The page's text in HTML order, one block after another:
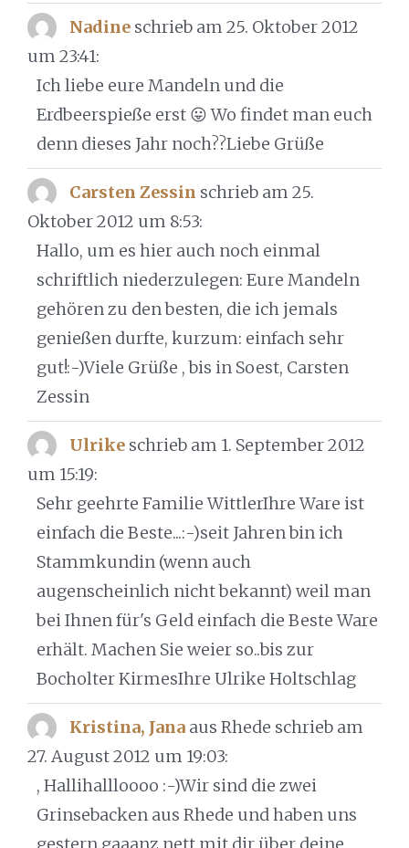
Nadine schrieb am 25. Oktober 2012
um 23:41:
Ich liebe eure Mandeln und die
Erdbeerspieße erst 😛 Wo findet man euch
denn dieses Jahr noch??Liebe Grüße
Carsten Zessin schrieb am 25.
Oktober 2012 um 8:53:
Hallo, um es hier auch noch einmal
schriftlich niederzulegen: Eure Mandeln
gehören zu den besten, die ich jemals
genießen durfte, kurzum: einfach sehr
gut!:-)Viele Grüße , bis in Soest, Carsten
Zessin
Ulrike schrieb am 1. September 2012
um 15:19:
Sehr geehrte Familie WittlerIhre Ware ist
einfach die Beste...:-)seit Jahren bin ich
Stammkundin (wenn auch
augenscheinlich nicht bekannt) weil man
bei Ihnen für's Geld einfach die Beste Ware
erhält. Machen Sie weier so..bis zur
Bocholter KirmesIhre Ulrike Holtschlag
Kristina, Jana aus Rhede schrieb am
27. August 2012 um 19:03:
, Hallihallloooo :-)Wir sind die zwei
Grinsebacken aus Rhede und haben uns
gestern gaaanz nett mit dir über deine